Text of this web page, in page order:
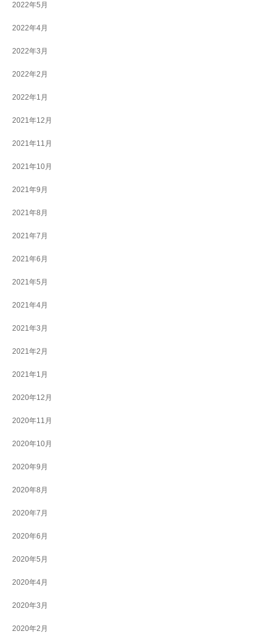
2022年5月
2022年4月
2022年3月
2022年2月
2022年1月
2021年12月
2021年11月
2021年10月
2021年9月
2021年8月
2021年7月
2021年6月
2021年5月
2021年4月
2021年3月
2021年2月
2021年1月
2020年12月
2020年11月
2020年10月
2020年9月
2020年8月
2020年7月
2020年6月
2020年5月
2020年4月
2020年3月
2020年2月